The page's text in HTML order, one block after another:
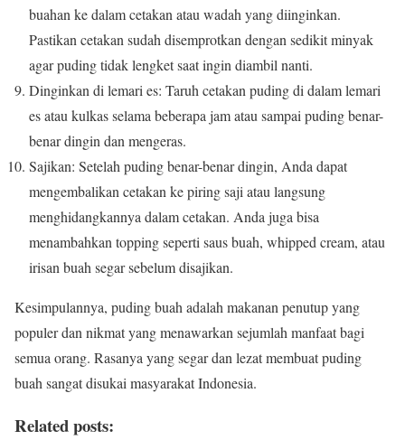
buahan ke dalam cetakan atau wadah yang diinginkan.
Pastikan cetakan sudah disemprotkan dengan sedikit minyak
agar puding tidak lengket saat ingin diambil nanti.
Dinginkan di lemari es: Taruh cetakan puding di dalam lemari
es atau kulkas selama beberapa jam atau sampai puding benar-
benar dingin dan mengeras.
Sajikan: Setelah puding benar-benar dingin, Anda dapat
mengembalikan cetakan ke piring saji atau langsung
menghidangkannya dalam cetakan. Anda juga bisa
menambahkan topping seperti saus buah, whipped cream, atau
irisan buah segar sebelum disajikan.
Kesimpulannya, puding buah adalah makanan penutup yang
populer dan nikmat yang menawarkan sejumlah manfaat bagi
semua orang. Rasanya yang segar dan lezat membuat puding
buah sangat disukai masyarakat Indonesia.
Related posts: